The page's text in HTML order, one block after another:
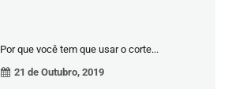
Por que você tem que usar o corte...
21 de Outubro, 2019